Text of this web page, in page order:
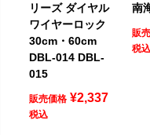
リーズ ダイヤル
ワイヤーロック
30cm・60cm
DBL-014 DBL-
015
販売価格 ¥2,337
税込
南
販
税込